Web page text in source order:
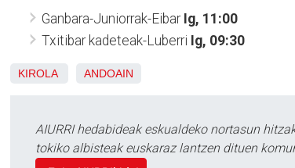
Ganbara-Juniorrak-EibarIg, 11:00
Txitibar kadeteak-Luberri Ig, 09:30
KIROLA ANDOAIN
AIURRI hedabideak eskualdeko nortasun
tokiko albisteak euskaraz lantzen dituen